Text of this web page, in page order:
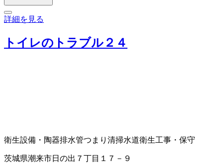
詳細を見る
トイレのトラブル２４
衛生設備・陶器排水管つまり清掃水道衛生工事・保守
茨城県潮来市日の出７丁目１７－９